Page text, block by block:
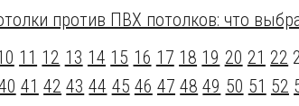
против ПВХ потолков: что
11 12 13 14 15 16 17 18 19 20 21 22
41 42 43 44 45 46 47 48 49 50 51 52